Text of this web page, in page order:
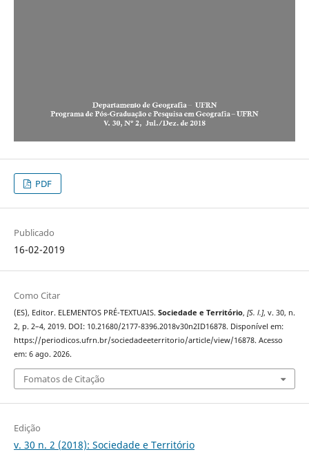
PDF
Publicado
16-02-2019
Como Citar
(ES), Editor. ELEMENTOS PRÉ-TEXTUAIS. Sociedade e Território, [S. l.], v. 30, n.
2, p. 2–4, 2019. DOI: 10.21680/2177-8396.2018v30n2ID16878. Disponível em:
https://periodicos.ufrn.br/sociedadeeterritorio/article/view/16878. Acesso
em: 6 ago. 2026.
Fomatos de Citação
Edição
v. 30 n. 2 (2018): Sociedade e Território